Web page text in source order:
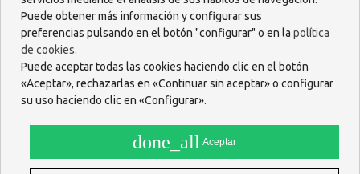
AÑADIR AÑADIR
Puede obtener más información y configurar sus
preferencias pulsando en el botón "configurar" o en la política
de cookies.
Puede aceptar todas las cookies haciendo clic en el botón
«Aceptar», rechazarlas en «Continuar sin aceptar» o configurar
su uso haciendo clic en «Configurar».
done_all Aceptar